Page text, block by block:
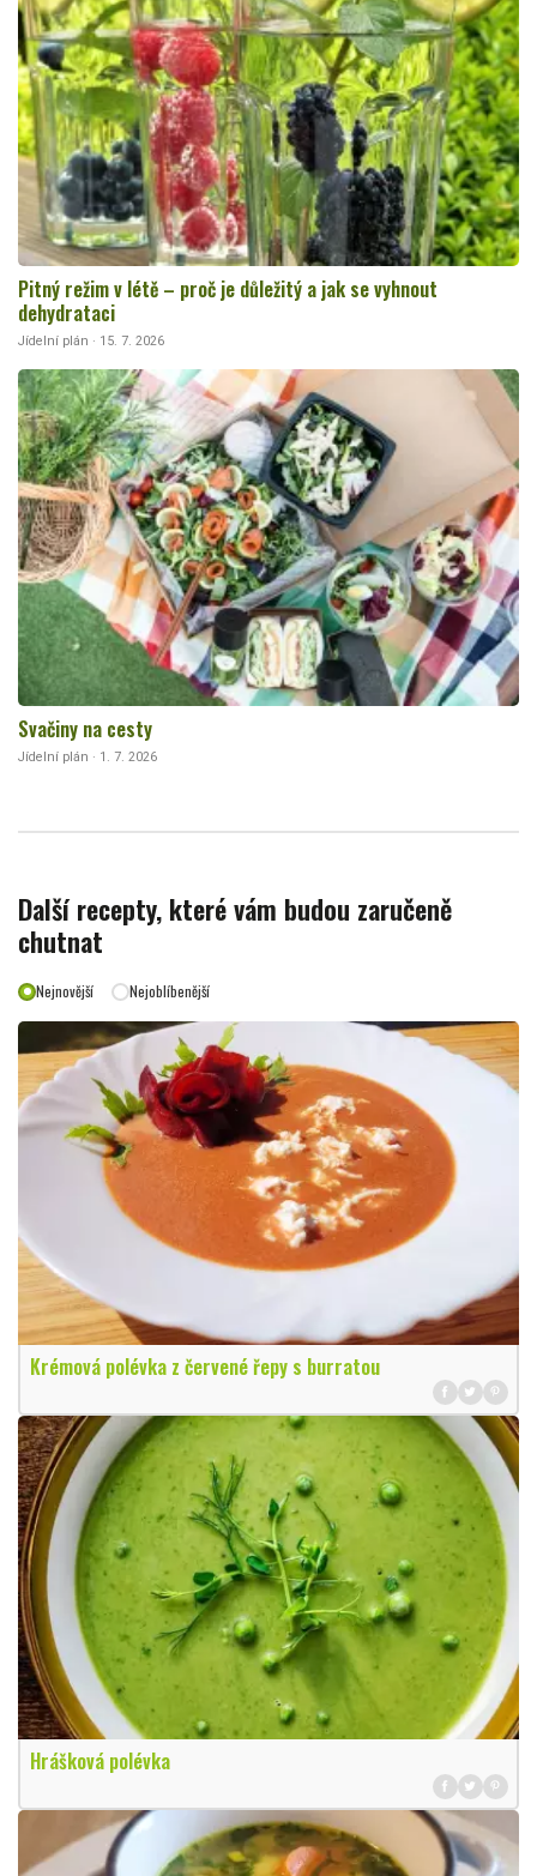
Pitný režim v létě – proč je důležitý a jak se vyhnout
dehydrataci
Jídelní plán · 15. 7. 2026
Svačiny na cesty
Jídelní plán · 1. 7. 2026
Další recepty, které vám budou zaručeně
chutnat
Nejnovější Nejoblíbenější
Krémová polévka z červené řepy s burratou
Hrášková polévka